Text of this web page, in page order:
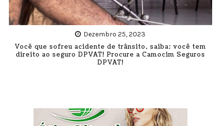
Dezembro 25, 2023
Você que sofreu acidente de trânsito, saiba: você tem
direito ao seguro DPVAT! Procure a Camocim Seguros
DPVAT!